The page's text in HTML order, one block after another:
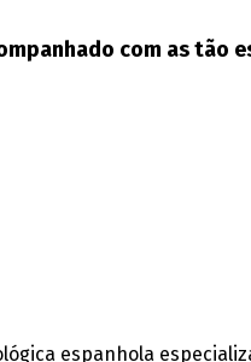
com as
espanhola